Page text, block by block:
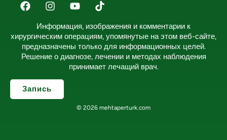
Информация, изображения и комментарии к
хирургическим операциям, упомянутые на этом веб-сайте,
предназначены только для информационных целей.
Решение о диагнозе, лечении и методах наблюдения
принимает лечащий врач.
Запись
© 2026 mehtaperturk.com